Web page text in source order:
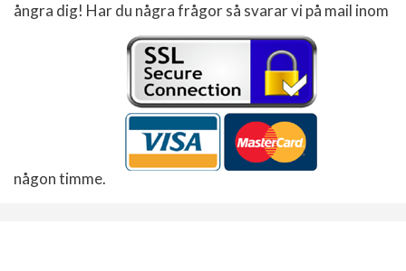
ångra dig! Har du några frågor så svarar vi på mail inom
någon timme.